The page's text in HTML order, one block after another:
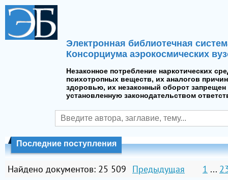
Электронная библиотечная
Консорциума аэрокосмических
Незаконное потребление наркотических
психотропных веществ, их аналогов
здоровью, их незаконный оборот запрещен
установленную законодательством
Последние поступления
Найдено документов: 25 509 Предыдущая 1 ...